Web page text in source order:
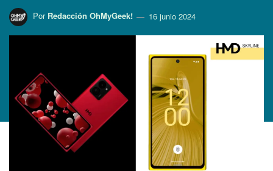
Por Redacción OhMyGeek! 16 junio 2024